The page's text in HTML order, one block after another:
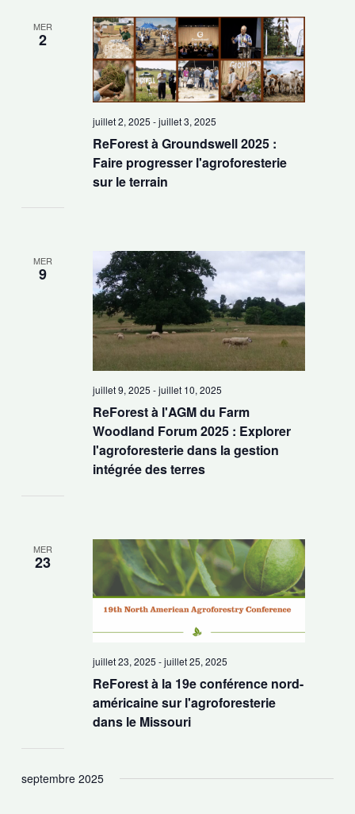
MER
2
ReForest à Groundswell 2025 :
Faire progresser l'agroforesterie
sur le terrain
juillet 2, 2025 -juillet 3, 2025
MER
9
ReForest à l'AGM du Farm
Woodland Forum 2025 : Explorer
l'agroforesterie dans la gestion
intégrée des terres
juillet 9, 2025 -juillet 10, 2025
MER
23
ReForest à la 19e conférence nord-
américaine sur l'agroforesterie
dans le Missouri
juillet 23, 2025 -juillet 25, 2025
septembre 2025